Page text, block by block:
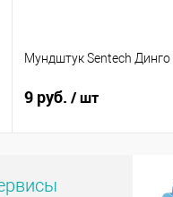
Мундштук Sentech Динго
9 руб. / шт